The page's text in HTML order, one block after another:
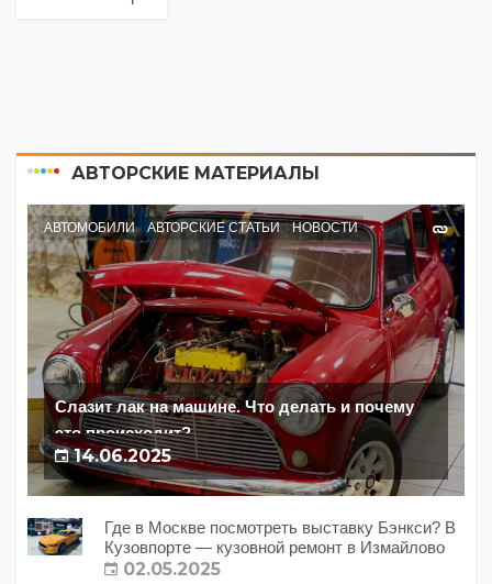
АВТОРСКИЕ МАТЕРИАЛЫ
АВТОМОБИЛИ АВТОРСКИЕ СТАТЬИ НОВОСТИ
Слазит лак на машине. Что делать и почему
это происходит?
14.06.2025
Где в Москве посмотреть выставку Бэнкси? В
Кузовпорте — кузовной ремонт в Измайлово
02.05.2025